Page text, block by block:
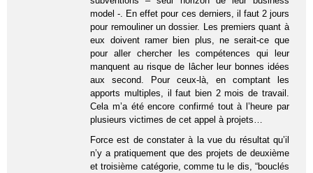
model -. En effet pour ces derniers, il faut 2 jours
pour remouliner un dossier. Les premiers quant à
eux doivent ramer bien plus, ne serait-ce que
pour aller chercher les compétences qui leur
manquent au risque de lâcher leur bonnes idées
aux second. Pour ceux-là, en comptant les
apports multiples, il faut bien 2 mois de travail.
Cela m’a été encore confirmé tout à l’heure par
plusieurs victimes de cet appel à projets…
Force est de constater à la vue du résultat qu’il
n’y a pratiquement que des projets de deuxième
et troisième catégorie, comme tu le dis, “bouclés